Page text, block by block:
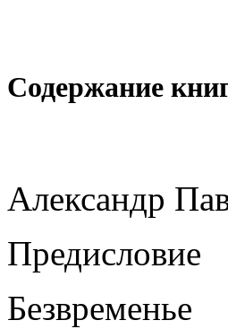
Содержание
Александр
Предисловие
Безвременье